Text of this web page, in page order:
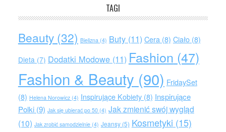
TAGI
Beauty(32) Bielizna(4) Buty(11) Cera(8) Ciało(8)
Dieta(7) Dodatki Modowe(11) Fashion (47)
Fashion & Beauty (90) FridaySet
(8) Helena Norowicz(4) Inspirujące Kobiety(8) Inspirujące
Polki(9) Jak się ubierać po 50(4) Jak zmienić swój wygląd
(10) Jak zrobić samodzielnie(4) Jeansy(5) Kosmetyki (15)